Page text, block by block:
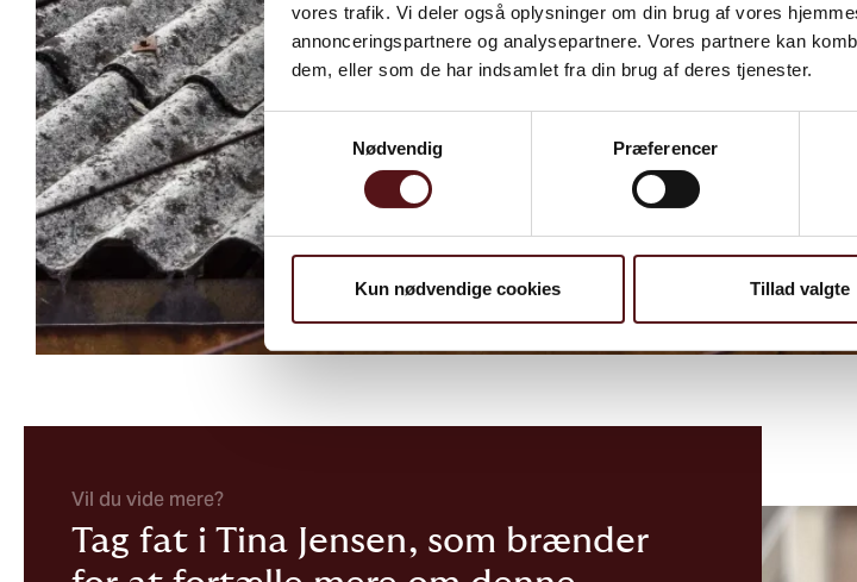
vores trafik. Vi deler også oplysninger om din brug af vores
annonceringspartnere og analysepartnere. Vores partnere kan
dem, eller som de har indsamlet fra din brug af deres tjenester.
Samtykkevalg
Nødvendig
Præferencer
Kun nødvendige cookies Tillad valgte
Vil du vide mere?
Tag fat i Tina Jensen, som brænder